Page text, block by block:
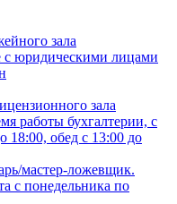
зала
с юридическими лицами
зала
работы бухгалтерии, с
18:00, обед с 13:00 до
мастер-ложевщик.
с понедельника по